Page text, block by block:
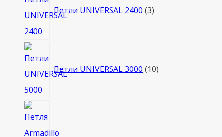
Петли UNIVERSAL 2400 3товара
Петли UNIVERSAL 3000 10товаров